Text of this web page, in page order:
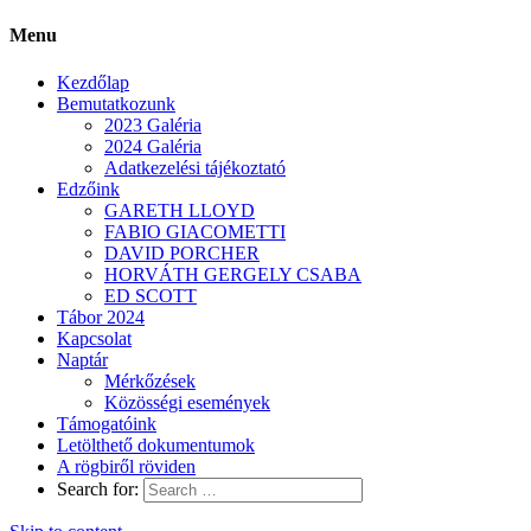
Menu
Kezdőlap
Bemutatkozunk
2023 Galéria
2024 Galéria
Adatkezelési tájékoztató
Edzőink
GARETH LLOYD
FABIO GIACOMETTI
DAVID PORCHER
HORVÁTH GERGELY CSABA
ED SCOTT
Tábor 2024
Kapcsolat
Naptár
Mérkőzések
Közösségi események
Támogatóink
Letölthető dokumentumok
A rögbiről röviden
Search for: